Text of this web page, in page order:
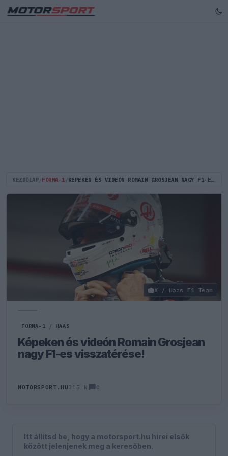
KEZDŐLAP FORMA-1 KÉPEKEN ÉS VIDEÓN ROMAIN GROSJEAN NAGY F1-ES VISSZATÉRÉSE!
X / Haas F1 Team
FORMA-1 / HAAS
Képeken és videón Romain Grosjean
nagy F1-es visszatérése!
MOTORSPORT.HU315 N 0
Itt állítsd be, hogy a motorsport.hu hírei elsők
között jelenjenek meg a keresőben.